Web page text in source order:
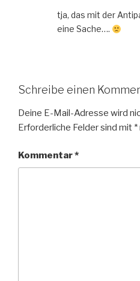
tja, das mit der
eine Sache….
Schreibe einen
Deine E-Mail-Adresse wird
Erforderliche Felder sind mit *
Kommentar*